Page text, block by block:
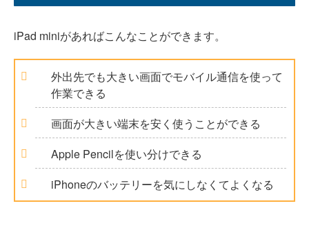
iPad miniがあればこんなことができます。
外出先でも大きい画面でモバイル通信を使って
作業できる
画面が大きい端末を安く使うことができる
Apple Pencilを使い分けできる
iPhoneのバッテリーを気にしなくてよくなる